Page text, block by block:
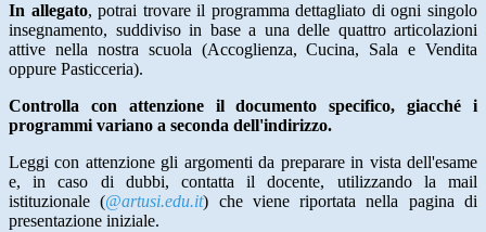
In allegato, potrai trovare il programma dettagliato di ogni singolo
insegnamento, suddiviso in base a una delle quattro articolazioni
attive nella nostra scuola (Accoglienza, Cucina, Sala e Vendita
oppure Pasticceria).
Controlla con attenzione il documento specifico, giacché i
programmi variano a seconda dell'indirizzo.
Leggi con attenzione gli argomenti da preparare in vista dell'esame
e, in caso di dubbi, contatta il docente, utilizzando la mail
istituzionale (@artusi.edu.it) che viene riportata nella pagina di
presentazione iniziale.